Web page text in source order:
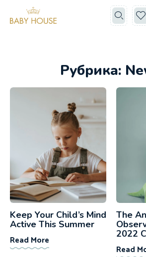
Рубрика:
Keep Your Child’s Mind
Active This Summer
Read More
The
2022
Read